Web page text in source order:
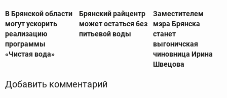
В Брянской области
могут ускорить
реализацию
программы
«Чистая вода»
Брянский райцентр
может остаться без
питьевой воды
Заместителем
мэра Брянска
станет
выгоничская
чиновница Ирина
Швецова
Добавить комментарий